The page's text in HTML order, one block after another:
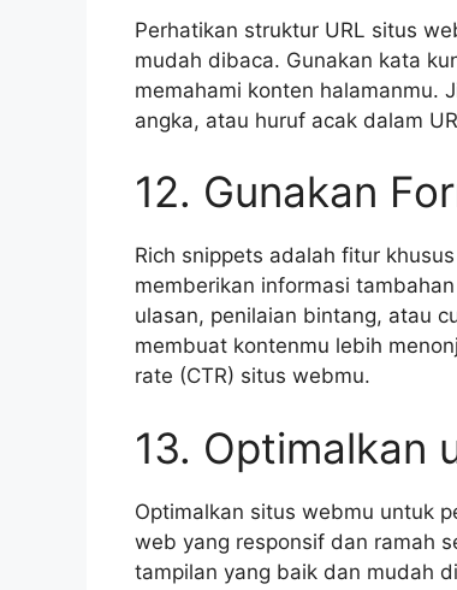
Perhatikan struktur URL situs
mudah dibaca. Gunakan kata
memahami konten halamanmu.
angka, atau huruf acak dalam
12. Gunakan
Rich snippets adalah fitur
memberikan informasi
ulasan, penilaian bintang, atau
membuat kontenmu lebih
rate (CTR) situs webmu.
13. Optimalkan
Optimalkan situs webmu untuk
web yang responsif dan ramah
tampilan yang baik dan mudah